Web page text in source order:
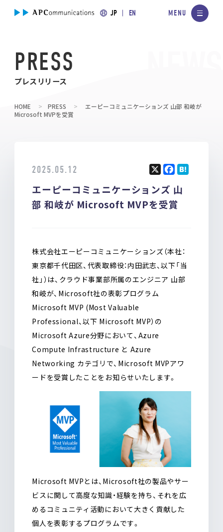
JP EN
PRESS
プレスリリース
HOME PRESS
エーピーコミュニケーションズ 山部 和岐が
Microsoft MVPを受賞
2025.05.12
エーピーコミュニケーションズ 山
部 和岐が Microsoft MVPを受賞
a
ce
b
k
at
株式会社エーピーコミュニケーションズ（本社：
東京都千代田区、代表取締役：内田武志、以下「当
社」）は、クラウド事業部所属のエンジニア 山部
和岐が、Microsoft社の表彰プログラム
Microsoft MVP (Most Valuable
Professional、以下 Microsoft MVP）の
Microsoft Azure分野において、Azure
Compute Infrastructure と Azure
Networking カテゴリで、Microsoft MVPアワ
ードを受賞したことをお知らせいたします。
Microsoft MVPとは、Microsoft社の製品やサー
ビスに関して高度な知識・経験を持ち、それを広
めるコミュニティ活動において大きく貢献した
個人を表彰するプログラムです。